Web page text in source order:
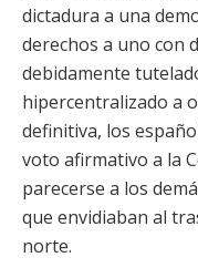
dictadura a una
derechos a uno con
debidamente
hipercentralizado a
definitiva, los
voto afirmativo a la
parecerse a los
que envidiaban al
norte.